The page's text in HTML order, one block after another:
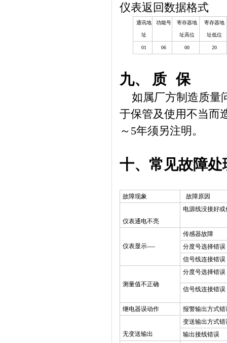
仪表返回数据格式
通讯地
址
功能号 寄存器地
址高位
寄存器地
址低位
01 06 00 20
九、 质 保
如属厂方制造质量
于保管及使用不当而
～ 5年须另注明。
十、常见故障处
故障现象 故障原因
仪表通电不亮
电源线没接好或
仪表显示----
传感器故障
分度号选择错误
信号线连接错误
测量值不正确
分度号选择错误
信号线连接错误
继电器误动作 报警输出方式错
无变送输出
变送输出方式错
输出接线错误